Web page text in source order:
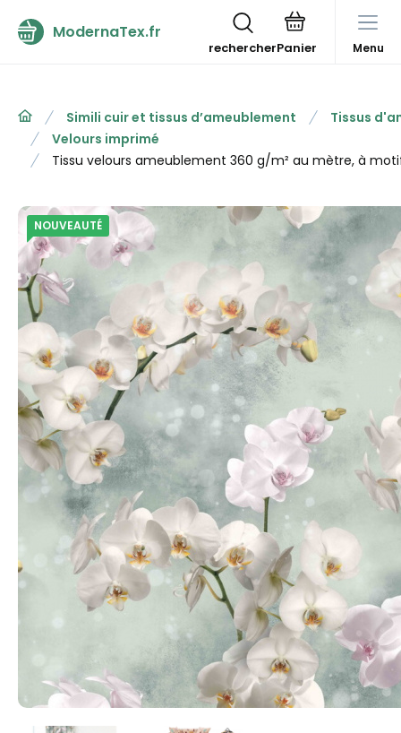
ModernaTex.fr
rechercher Menu
Simili cuir et tissus d’ameublement
Tissus
Velours imprimé
Tissu velours ameublement 360 g/m² au mètre, à
NOUVEAUTÉ